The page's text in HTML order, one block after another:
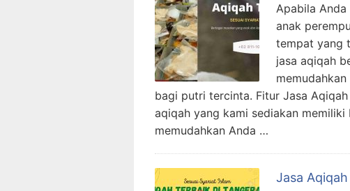
Apabila
anak
tempat yang
jasa aqiqah
bagi putri tercinta. Fitur Jasa
aqiqah yang kami sediakan
memudahkan Anda …
Jasa